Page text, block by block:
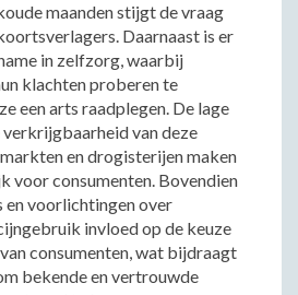
maanden stijgt de vraag
Daarnaast is er
in zelfzorg, waarbij
klachten proberen te
een arts raadplegen. De lage
van deze
en drogisterijen maken
voor consumenten. Bovendien
en voorlichtingen over
invloed op de keuze
consumenten, wat bijdraagt
bekende en vertrouwde